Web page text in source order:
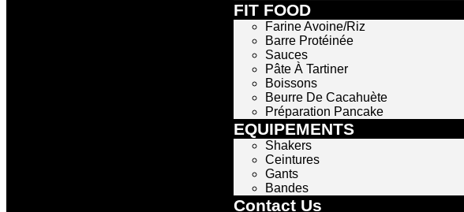
FIT FOOD
Farine Avoine/Riz
Barre Protéinée
Sauces
Pâte À Tartiner
Boissons
Beurre De Cacahuète
Préparation Pancake
EQUIPEMENTS
Shakers
Ceintures
Gants
Bandes
Contact Us